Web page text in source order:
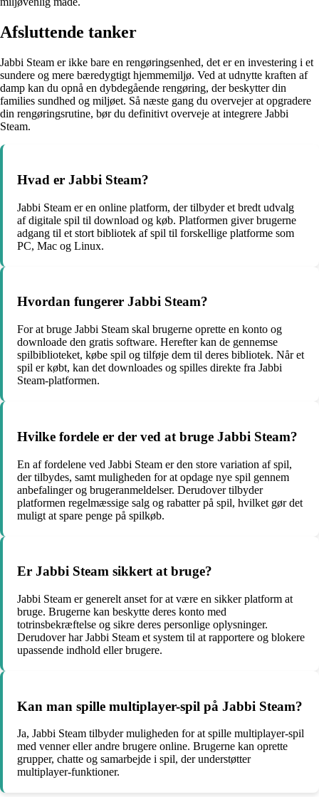
Afsluttende tanker
Jabbi Steam er ikke bare en rengøringsenhed, det er en investering i et
sundere og mere bæredygtigt hjemmemiljø. Ved at udnytte kraften af
damp kan du opnå en dybdegående rengøring, der beskytter din
families sundhed og miljøet. Så næste gang du overvejer at opgradere
din rengøringsrutine, bør du definitivt overveje at integrere Jabbi
Steam.
Hvad er Jabbi Steam?
Jabbi Steam er en online platform, der tilbyder et bredt udvalg
af digitale spil til download og køb. Platformen giver brugerne
adgang til et stort bibliotek af spil til forskellige platforme som
PC, Mac og Linux.
Hvordan fungerer Jabbi Steam?
For at bruge Jabbi Steam skal brugerne oprette en konto og
downloade den gratis software. Herefter kan de gennemse
spilbiblioteket, købe spil og tilføje dem til deres bibliotek. Når et
spil er købt, kan det downloades og spilles direkte fra Jabbi
Steam-platformen.
Hvilke fordele er der ved at bruge Jabbi Steam?
En af fordelene ved Jabbi Steam er den store variation af spil,
der tilbydes, samt muligheden for at opdage nye spil gennem
anbefalinger og brugeranmeldelser. Derudover tilbyder
platformen regelmæssige salg og rabatter på spil, hvilket gør det
muligt at spare penge på spilkøb.
Er Jabbi Steam sikkert at bruge?
Jabbi Steam er generelt anset for at være en sikker platform at
bruge. Brugerne kan beskytte deres konto med
totrinsbekræftelse og sikre deres personlige oplysninger.
Derudover har Jabbi Steam et system til at rapportere og blokere
upassende indhold eller brugere.
Kan man spille multiplayer-spil på Jabbi Steam?
Ja, Jabbi Steam tilbyder muligheden for at spille multiplayer-spil
med venner eller andre brugere online. Brugerne kan oprette
grupper, chatte og samarbejde i spil, der understøtter
multiplayer-funktioner.